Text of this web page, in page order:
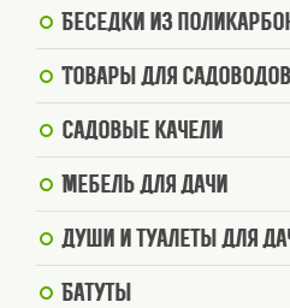
Беседки из
Товары для садоводов
Садовые качели
Мебель для дачи
Души и туалеты для
Батуты